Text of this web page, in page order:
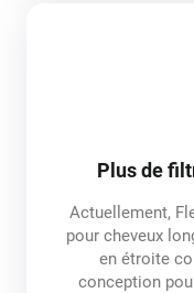
Plus de
Actuellement,
pour cheveux
en étroite
conception